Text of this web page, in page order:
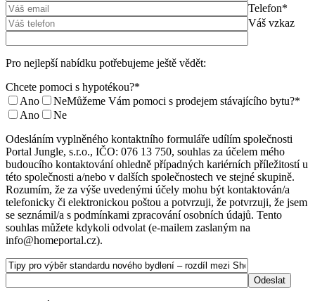
Telefon*
Váš vzkaz
Pro nejlepší nabídku potřebujeme ještě vědět:
Chcete pomoci s hypotékou?*
Ano
NeMůžeme Vám pomoci s prodejem stávajícího bytu?*
Ano
Ne
Odesláním vyplněného kontaktního formuláře udílím společnosti
Portal Jungle, s.r.o., IČO: 076 13 750, souhlas za účelem mého
budoucího kontaktování ohledně případných kariérních příležitostí u
této společnosti a/nebo v dalších společnostech ve stejné skupině.
Rozumím, že za výše uvedenými účely mohu být kontaktován/a
telefonicky či elektronickou poštou a potvrzuji, že potvrzuji, že jsem
se seznámil/a s podmínkami zpracování osobních údajů. Tento
souhlas můžete kdykoli odvolat (e-mailem zaslaným na
info@homeportal.cz).